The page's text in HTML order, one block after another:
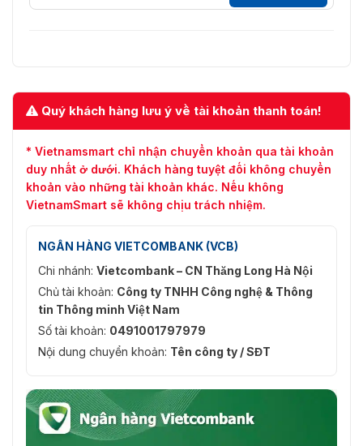
Quý khách hàng lưu ý về tài khoản thanh toán!
* Vietnamsmart chỉ nhận chuyển khoản qua tài khoản
duy nhất ở dưới. Khách hàng tuyệt đối không chuyển
khoản vào những tài khoản khác. Nếu không
VietnamSmart sẽ không chịu trách nhiệm.
NGÂN HÀNG VIETCOMBANK (VCB)
Chi nhánh: Vietcombank – CN Thăng Long Hà Nội
Chủ tài khoản: Công ty TNHH Công nghệ & Thông
tin Thông minh Việt Nam
Số tài khoản: 0491001797979
Nội dung chuyển khoản: Tên công ty / SĐT